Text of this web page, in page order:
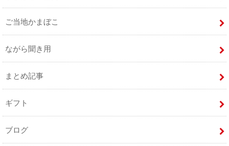
ご当地かまぼこ
ながら聞き用
まとめ記事
ギフト
ブログ